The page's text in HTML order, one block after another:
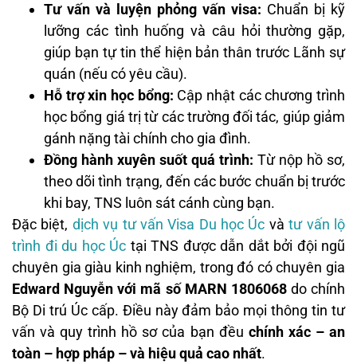
Tư vấn và luyện phỏng vấn visa: Chuẩn bị kỹ
lưỡng các tình huống và câu hỏi thường gặp,
giúp bạn tự tin thể hiện bản thân trước Lãnh sự
quán (nếu có yêu cầu).
Hỗ trợ xin học bổng: Cập nhật các chương trình
học bổng giá trị từ các trường đối tác, giúp giảm
gánh nặng tài chính cho gia đình.
Đồng hành xuyên suốt quá trình: Từ nộp hồ sơ,
theo dõi tình trạng, đến các bước chuẩn bị trước
khi bay, TNS luôn sát cánh cùng bạn.
Đặc biệt, dịch vụ tư vấn Visa Du học Úc vàtư vấn lộ
trình đi du học Úc tại TNS được dẫn dắt bởi đội ngũ
chuyên gia giàu kinh nghiệm, trong đó có chuyên gia
Edward Nguyễn với mã số MARN 1806068do chính
Bộ Di trú Úc cấp. Điều này đảm bảo mọi thông tin tư
vấn và quy trình hồ sơ của bạn đều chính xác – an
toàn – hợp pháp – và hiệu quả cao nhất.